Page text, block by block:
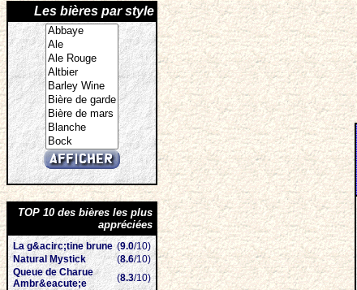
Les bières par style
TOP 10 des bières les plus
appréciées
La g&acirc;tine brune (9.0/10)
Natural Mystick
(8.6/10)
Queue de Charue
Ambr&eacute;e
(8.3/10)